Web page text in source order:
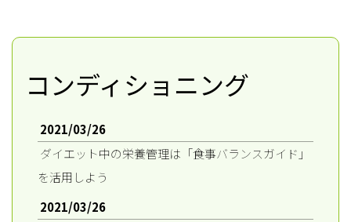
コンディショニング
2021/03/26
ダイエット中の栄養管理は「食事バランスガイド」
を活用しよう
2021/03/26